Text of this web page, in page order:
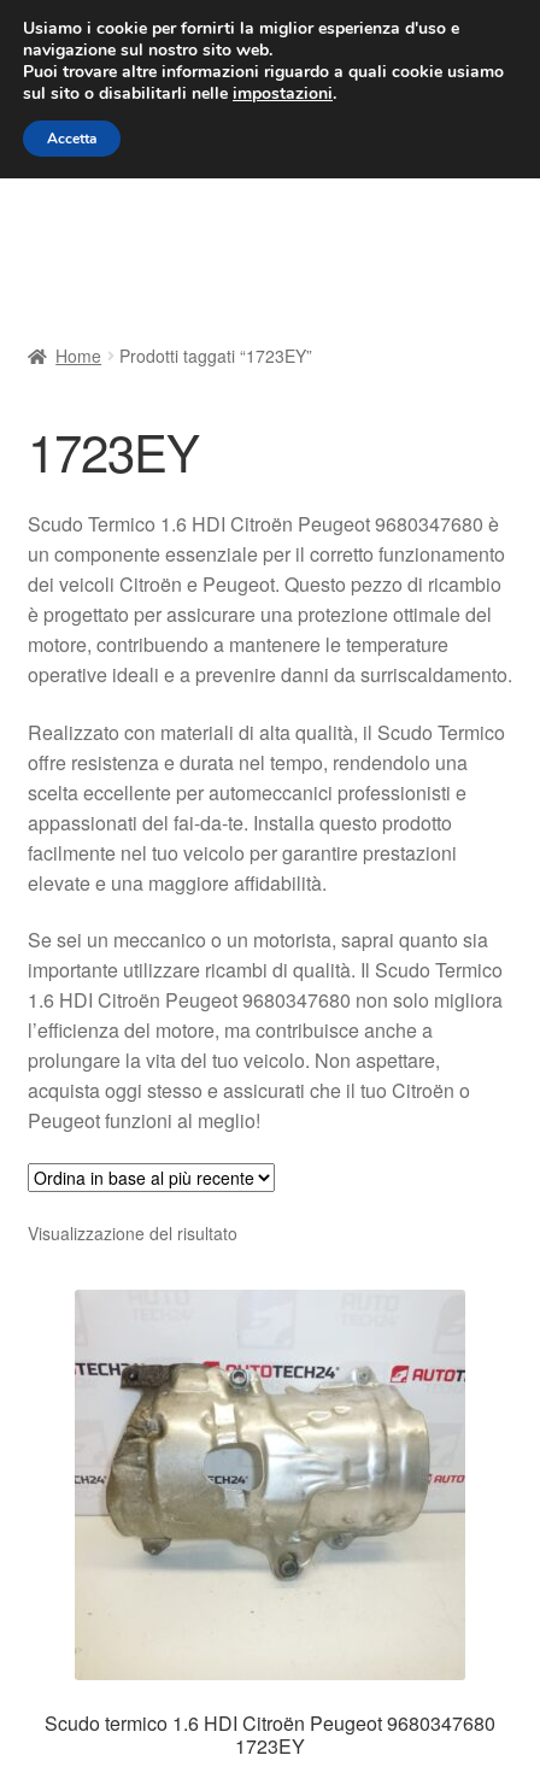
CONSEGNA da 7 EUR
Lun-Ven 9:00 - 16:00/800 580 290
Vai
alla
navigazione
Vai
al
contenuto
Contatto
Il mio account
Pagamenti
Politica sulla riservatezza
Registratore di cassa
Rimostranza
Spedizione in tutto il mondo
Termini e condizioni
Home Prodotti taggati “1723EY”
1723EY
Scudo Termico 1.6 HDI Citroën Peugeot 9680347680 è
un componente essenziale per il corretto funzionamento
dei veicoli Citroën e Peugeot. Questo pezzo di ricambio
è progettato per assicurare una protezione ottimale del
motore, contribuendo a mantenere le temperature
operative ideali e a prevenire danni da surriscaldamento.
Realizzato con materiali di alta qualità, il Scudo Termico
offre resistenza e durata nel tempo, rendendolo una
scelta eccellente per automeccanici professionisti e
appassionati del fai-da-te. Installa questo prodotto
facilmente nel tuo veicolo per garantire prestazioni
elevate e una maggiore affidabilità.
Se sei un meccanico o un motorista, saprai quanto sia
importante utilizzare ricambi di qualità. Il Scudo Termico
1.6 HDI Citroën Peugeot 9680347680 non solo migliora
l’efficienza del motore, ma contribuisce anche a
prolungare la vita del tuo veicolo. Non aspettare,
acquista oggi stesso e assicurati che il tuo Citroën o
Peugeot funzioni al meglio!
Visualizzazione del risultato
Scudo termico 1.6 HDI Citroën Peugeot 9680347680
1723EY
Usiamo i cookie per fornirti la miglior esperienza d'uso e
navigazione sul nostro sito web.
Puoi trovare altre informazioni riguardo a quali cookie usiamo
sul sito o disabilitarli nelle impostazioni.
Accetta